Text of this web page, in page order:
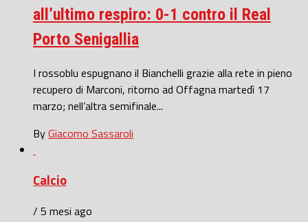
all’ultimo respiro: 0-1 contro il Real
Porto Senigallia
I rossoblu espugnano il Bianchelli grazie alla rete in pieno
recupero di Marconi, ritorno ad Offagna martedì 17
marzo; nell’altra semifinale...
ByGiacomo Sassaroli
Calcio
/ 5 mesi ago